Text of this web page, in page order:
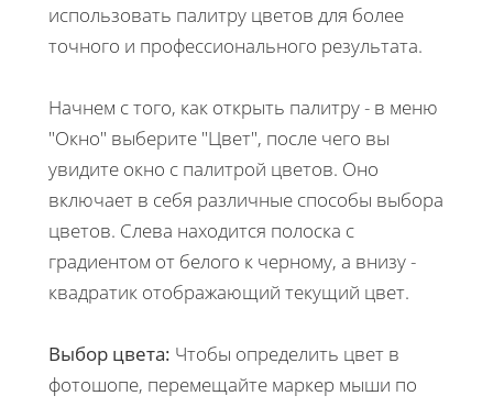
использовать палитру цветов для более
точного и профессионального результата.
Начнем с того, как открыть палитру - в меню
"Окно" выберите "Цвет", после чего вы
увидите окно с палитрой цветов. Оно
включает в себя различные способы выбора
цветов. Слева находится полоска с
градиентом от белого к черному, а внизу -
квадратик отображающий текущий цвет.
Выбор цвета: Чтобы определить цвет в
фотошопе, перемещайте маркер мыши по